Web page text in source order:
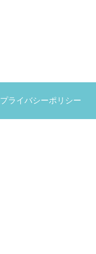
プライバシーポリシー